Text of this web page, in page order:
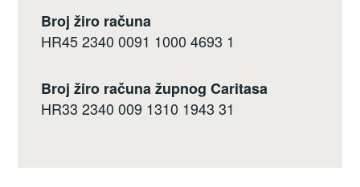
Broj žiro računa
HR45 2340 0091 1000 4693 1
Broj žiro računa župnog Caritasa
HR33 2340 009 1310 1943 31